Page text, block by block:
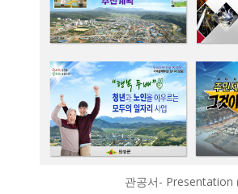
관공서- Presentation